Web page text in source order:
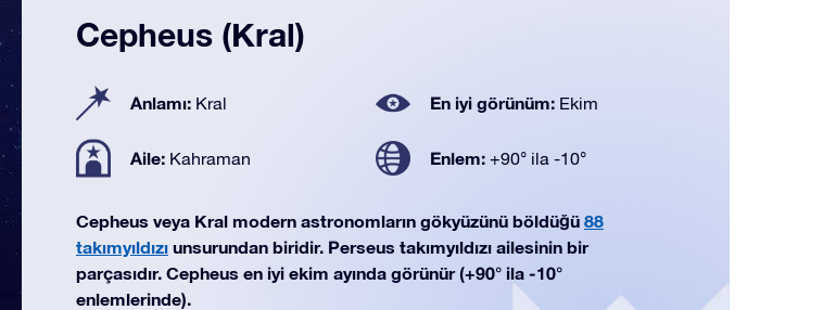
Cepheus (Kral)
Anlamı: Kral En iyi görünüm: Ekim
Aile: Kahraman Enlem: +90° ila -10°
Cepheus veya Kral modern astronomların gökyüzünü böldüğü 88
takımyıldızı unsurundan biridir. Perseus takımyıldızı ailesinin bir
parçasıdır. Cepheus en iyi ekim ayında görünür (+90° ila -10°
enlemlerinde).